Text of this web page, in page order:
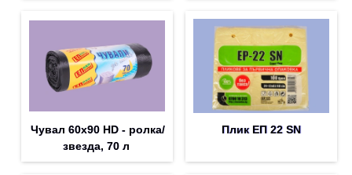
Чувал 60х90 HD - ролка/
звезда, 70 л
Плик EП 22 SN